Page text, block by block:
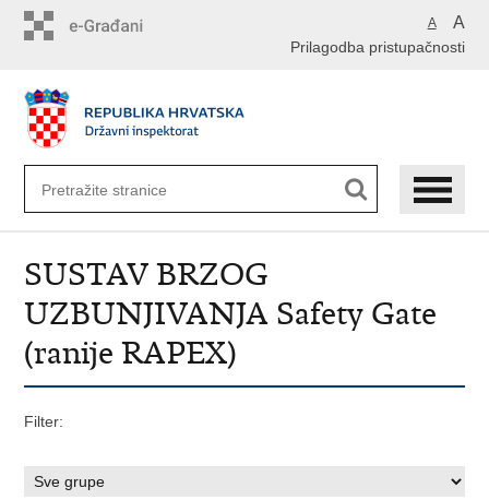
A A
Prilagodba pristupačnosti
SUSTAV BRZOG
UZBUNJIVANJA Safety Gate
(ranije RAPEX)
Filter: